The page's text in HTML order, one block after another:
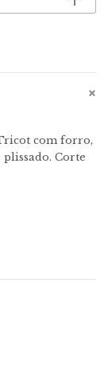
+
com forro,
Corte